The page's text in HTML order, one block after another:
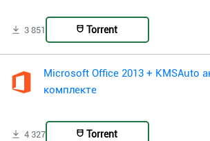
3 851 Torrent
Microsoft Office 2013 + KMSAuto
комплекте
4 327 Torrent